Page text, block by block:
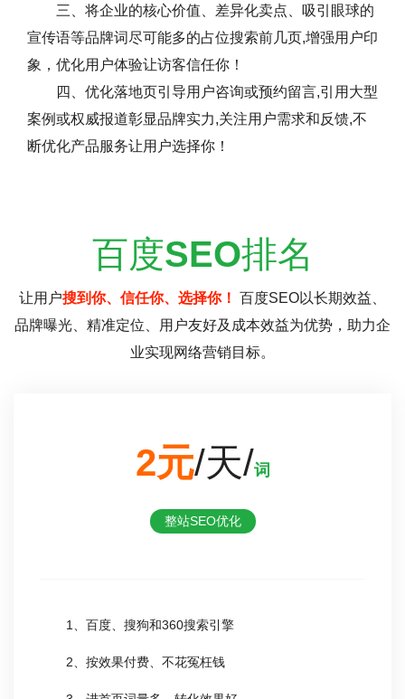
三、将企业的核心价值、差异化卖点、吸引眼球的
宣传语等品牌词尽可能多的占位搜索前几页,增强用户印
象，优化用户体验让访客信任你！
四、优化落地页引导用户咨询或预约留言,引用大型
案例或权威报道彰显品牌实力,关注用户需求和反馈,不
断优化产品服务让用户选择你！
百度SEO排名
让用户搜到你、信任你、选择你！ 百度SEO以长期效益、
品牌曝光、精准定位、用户友好及成本效益为优势，助力企
业实现网络营销目标。
2元/天/词
整站SEO优化
1、百度、搜狗和360搜索引擎
2、按效果付费、不花冤枉钱